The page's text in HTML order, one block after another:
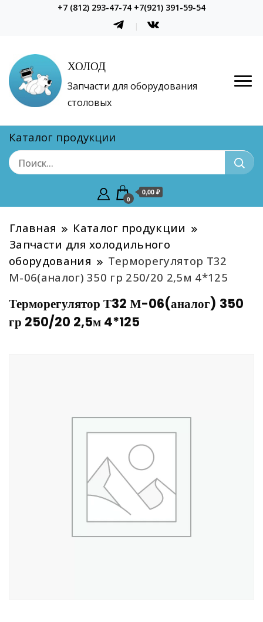
+7 (812) 293-47-74 +7(921) 391-59-54
ХОЛОД
Запчасти для оборудования
столовых
Каталог продукции
0
0,00 ₽
Главная
Каталог продукции
Запчасти для холодильного
оборудования
Терморегулятор Т32
М-06(аналог) 350 гр 250/20 2,5м 4*125
Терморегулятор Т32 М-06(аналог) 350
гр 250/20 2,5м 4*125